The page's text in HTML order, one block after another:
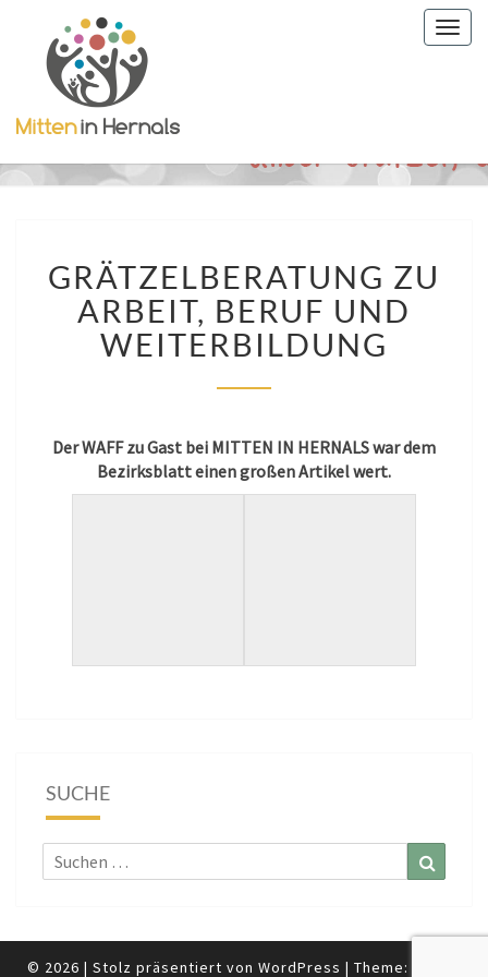
ZU
ARBEIT,
BERUF
UND
GRÄTZELBERATUNG ZU
ARBEIT, BERUF UND
WEITERBILDUNG
Der WAFF zu Gast bei MITTEN IN HERNALS war dem
Bezirksblatt einen großen Artikel wert.
SUCHE
Suchen
nach:
© 2026 | Stolz präsentiert von WordPress | Theme: